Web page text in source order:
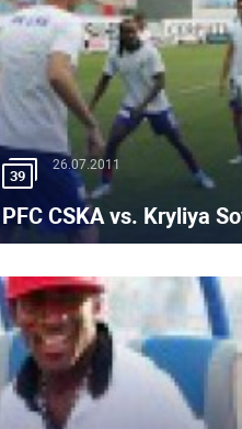
39
26.07.2011
PFC CSKA vs. Kryliya